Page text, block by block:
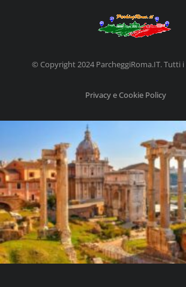
© Copyright 2024 ParcheggiRoma.IT. Tutti
Privacy e Cookie Policy